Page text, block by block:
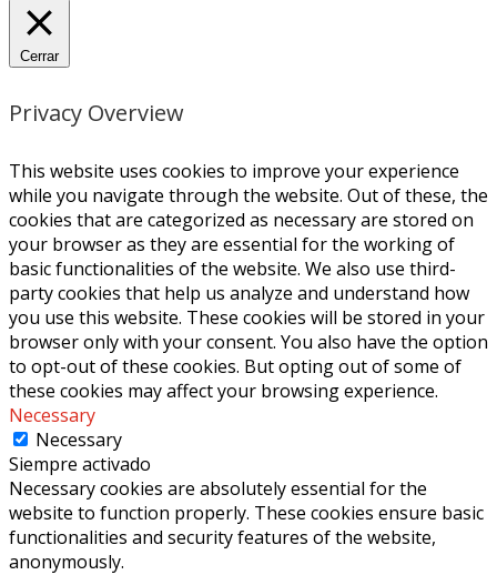
Cerrar
Privacy Overview
This website uses cookies to improve your experience
while you navigate through the website. Out of these, the
cookies that are categorized as necessary are stored on
your browser as they are essential for the working of
basic functionalities of the website. We also use third-
party cookies that help us analyze and understand how
you use this website. These cookies will be stored in your
browser only with your consent. You also have the option
to opt-out of these cookies. But opting out of some of
these cookies may affect your browsing experience.
Necessary
Necessary
Siempre activado
Necessary cookies are absolutely essential for the
website to function properly. These cookies ensure basic
functionalities and security features of the website,
anonymously.